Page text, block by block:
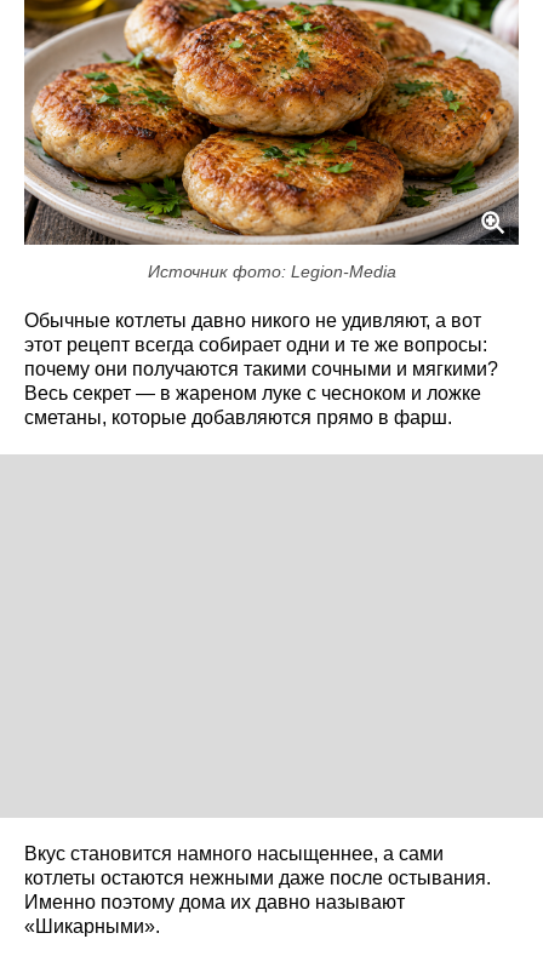
Источник фото: Legion-Media
Обычные котлеты давно никого не удивляют, а вот
этот рецепт всегда собирает одни и те же вопросы:
почему они получаются такими сочными и мягкими?
Весь секрет — в жареном луке с чесноком и ложке
сметаны, которые добавляются прямо в фарш.
Вкус становится намного насыщеннее, а сами
котлеты остаются нежными даже после остывания.
Именно поэтому дома их давно называют
«Шикарными».